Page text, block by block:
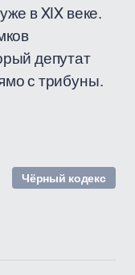
в XIX веке.
депутат
с трибуны.
Чёрный кодекс